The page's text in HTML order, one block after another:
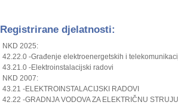
Registrirane djelatnosti:
NKD 2025:
42.22.0 -Građenje elektroenergetskih i
43.21.0 -Elektroinstalacijski radovi
NKD 2007:
43.21 -ELEKTROINSTALACIJSKI RADOVI
42.22 -GRADNJA VODOVA ZA ELEKTRIČNU